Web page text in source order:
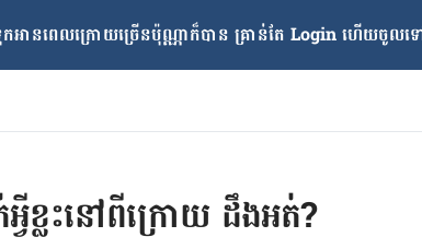
កអានពេលក្រោយ​ច្រើនប៉ុណ្ណាក៏បាន គ្រាន់តែ​ Login ហើយចូលទ
ខ្លះ​នៅ​ពី​ក្រោយ ដឹង​អត់?